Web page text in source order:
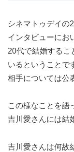
シネマトゥデイの
インタビューにお
20代で結婚するこ
いるということで
相手については公
この様なことを語
吉川愛さんには結
吉川愛さんは何故